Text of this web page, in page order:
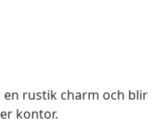
rustik charm och blir
kontor.